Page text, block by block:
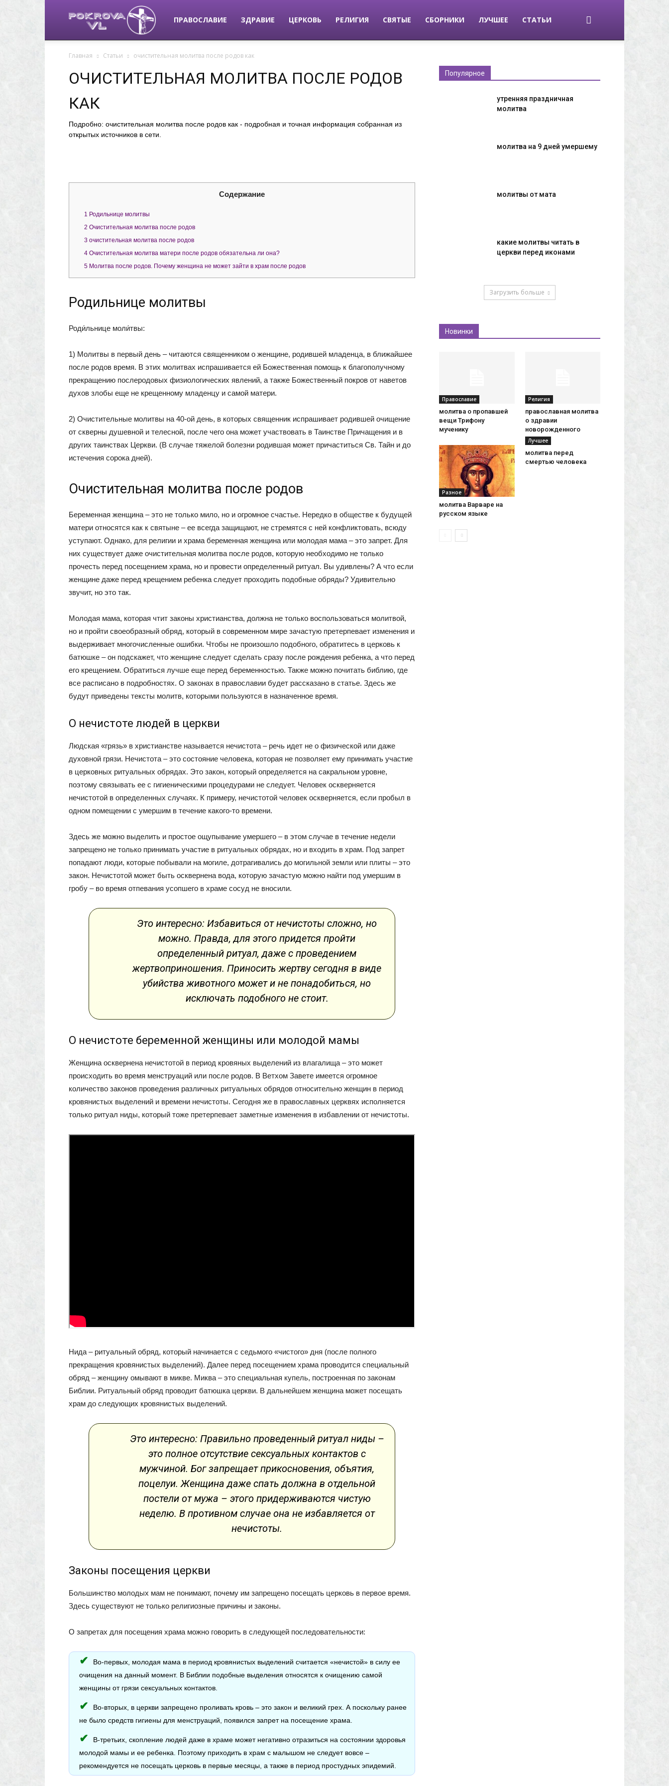
pokrova-
vl.ru
ПРАВОСЛАВИЕ ЗДРАВИЕ ЦЕРКОВЬ РЕЛИГИЯ СВЯТЫЕ СБОРНИКИ ЛУЧШЕЕ СТАТЬИ
Главная Статьи очистительная молитва после родов как
ОЧИСТИТЕЛЬНАЯ МОЛИТВА ПОСЛЕ РОДОВ
КАК
Подробно: очистительная молитва после родов как - подробная и точная информация собранная из
открытых источников в сети.
Содержание
1 Родильнице молитвы
2 Очистительная молитва после родов
3 очистительная молитва после родов
4 Очистительная молитва матери после родов обязательна ли она?
5 Молитва после родов. Почему женщина не может зайти в храм после родов
Родильнице молитвы
Роди́льнице моли́твы:
1) Молитвы в первый день – читаются священником о женщине, родившей младенца, в ближайшее
после родов время. В этих молитвах испрашивается ей Божественная помощь к благополучному
прекращению послеродовых физиологических явлений, а также Божественный покров от наветов
духов злобы еще не крещенному младенцу и самой матери.
2) Очистительные молитвы на 40-ой день, в которых священник испрашивает родившей очищение
от скверны душевной и телесной, после чего она может участвовать в Таинстве Причащения и в
других таинствах Церкви. (В случае тяжелой болезни родившая может причаститься Св. Тайн и до
истечения сорока дней).
Очистительная молитва после родов
Беременная женщина – это не только мило, но и огромное счастье. Нередко в обществе к будущей
матери относятся как к святыне – ее всегда защищают, не стремятся с ней конфликтовать, всюду
уступают. Однако, для религии и храма беременная женщина или молодая мама – это запрет. Для
них существует даже очистительная молитва после родов, которую необходимо не только
прочесть перед посещением храма, но и провести определенный ритуал. Вы удивлены? А что если
женщине даже перед крещением ребенка следует проходить подобные обряды? Удивительно
звучит, но это так.
Молодая мама, которая чтит законы христианства, должна не только воспользоваться молитвой,
но и пройти своеобразный обряд, который в современном мире зачастую претерпевает изменения и
выдерживает многочисленные ошибки. Чтобы не произошло подобного, обратитесь в церковь к
батюшке – он подскажет, что женщине следует сделать сразу после рождения ребенка, а что перед
его крещением. Обратиться лучше еще перед беременностью. Также можно почитать библию, где
все расписано в подробностях. О законах в православии будет рассказано в статье. Здесь же
будут приведены тексты молитв, которыми пользуются в назначенное время.
О нечистоте людей в церкви
Людская «грязь» в христианстве называется нечистота – речь идет не о физической или даже
духовной грязи. Нечистота – это состояние человека, которая не позволяет ему принимать участие
в церковных ритуальных обрядах. Это закон, который определяется на сакральном уровне,
поэтому связывать ее с гигиеническими процедурами не следует. Человек оскверняется
нечистотой в определенных случаях. К примеру, нечистотой человек оскверняется, если пробыл в
одном помещении с умершим в течение какого-то времени.
Здесь же можно выделить и простое ощупывание умершего – в этом случае в течение недели
запрещено не только принимать участие в ритуальных обрядах, но и входить в храм. Под запрет
попадают люди, которые побывали на могиле, дотрагивались до могильной земли или плиты – это
закон. Нечистотой может быть осквернена вода, которую зачастую можно найти под умершим в
гробу – во время отпевания усопшего в храме сосуд не вносили.
Это интересно: Избавиться от нечистоты сложно, но
можно. Правда, для этого придется пройти
определенный ритуал, даже с проведением
жертвоприношения. Приносить жертву сегодня в виде
убийства животного может и не понадобиться, но
исключать подобного не стоит.
О нечистоте беременной женщины или молодой мамы
Женщина осквернена нечистотой в период кровяных выделений из влагалища – это может
происходить во время менструаций или после родов. В Ветхом Завете имеется огромное
количество законов проведения различных ритуальных обрядов относительно женщин в период
кровянистых выделений и времени нечистоты. Сегодня же в православных церквях исполняется
только ритуал ниды, который тоже претерпевает заметные изменения в избавлении от нечистоты.
Нида – ритуальный обряд, который начинается с седьмого «чистого» дня (после полного
прекращения кровянистых выделений). Далее перед посещением храма проводится специальный
обряд – женщину омывают в микве. Миква – это специальная купель, построенная по законам
Библии. Ритуальный обряд проводит батюшка церкви. В дальнейшем женщина может посещать
храм до следующих кровянистых выделений.
Это интересно: Правильно проведенный ритуал ниды –
это полное отсутствие сексуальных контактов с
мужчиной. Бог запрещает прикосновения, объятия,
поцелуи. Женщина даже спать должна в отдельной
постели от мужа – этого придерживаются чистую
неделю. В противном случае она не избавляется от
нечистоты.
Законы посещения церкви
Большинство молодых мам не понимают, почему им запрещено посещать церковь в первое время.
Здесь существуют не только религиозные причины и законы.
О запретах для посещения храма можно говорить в следующей последовательности:
Во-первых, молодая мама в период кровянистых выделений считается «нечистой» в силу ее
очищения на данный момент. В Библии подобные выделения относятся к очищению самой
женщины от грязи сексуальных контактов.
Во-вторых, в церкви запрещено проливать кровь – это закон и великий грех. А поскольку ранее
не было средств гигиены для менструаций, появился запрет на посещение храма.
В-третьих, скопление людей даже в храме может негативно отразиться на состоянии здоровья
молодой мамы и ее ребенка. Поэтому приходить в храм с малышом не следует вовсе –
рекомендуется не посещать церковь в первые месяцы, а также в период простудных эпидемий.
Популярное
утренняя праздничная
молитва
молитва на 9 дней умершему
молитвы от мата
какие молитвы читать в
церкви перед иконами
Загрузить больше
Новинки
Православие
молитва о пропавшей
вещи Трифону
мученику
Религия
православная молитва
о здравии
новорожденного
Разное
молитва Варваре на
русском языке
Лучшее
молитва перед
смертью человека